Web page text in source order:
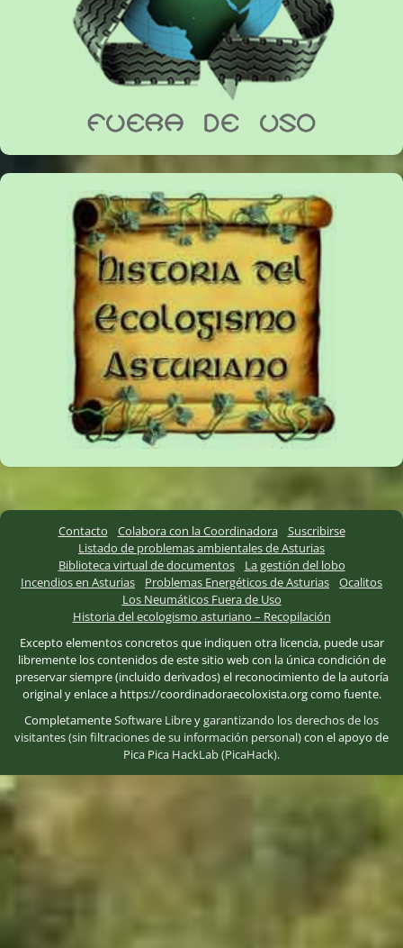
Contacto Colabora con la Coordinadora
Suscribirse
Listado de problemas ambientales de Asturias
Biblioteca virtual de documentos
La gestión del lobo
Incendios en Asturias
Problemas Energéticos de Asturias
Ocalitos
Los Neumáticos Fuera de Uso
Historia del ecologismo asturiano – Recopilación
Excepto elementos concretos que indiquen otra licencia, puede usar
libremente los contenidos de este sitio web con la única condición de
preservar siempre (incluido derivados) el reconocimiento de la autoría
original y enlace a https://coordinadoraecoloxista.org como fuente.
CompletamenteSoftware Libreygarantizando los derechos de los
visitantes (sin filtraciones de su información personal)con el apoyo de
Pica Pica HackLab (PicaHack).